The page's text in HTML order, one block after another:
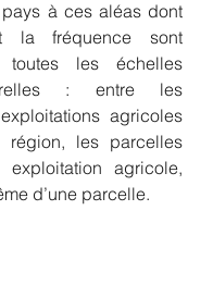
pays à ces aléas dont
la fréquence sont
les échelles
: entre les
agricoles
région, les parcelles
exploitation agricole,
d’une parcelle.